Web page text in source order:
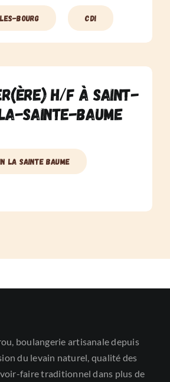
Bourg CDI
H/F à Saint-
Sainte-Baume
la Sainte Baume
boulangerie artisanale depuis
du levain naturel, qualité des
faire traditionnel dans plus de